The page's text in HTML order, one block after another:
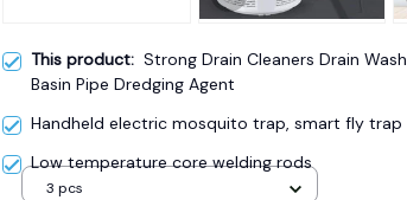
This product: Strong Drain Cleaners Drain Wash
Basin Pipe Dredging Agent
Handheld electric mosquito trap, smart fly trap
Low temperature core welding rods
3 pcs